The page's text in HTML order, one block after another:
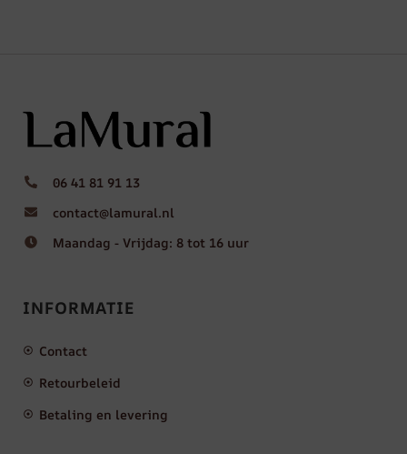
06 41 81 91 13
contact@lamural.nl
Maandag - Vrijdag: 8 tot 16 uur
INFORMATIE
Contact
Retourbeleid
Betaling en levering